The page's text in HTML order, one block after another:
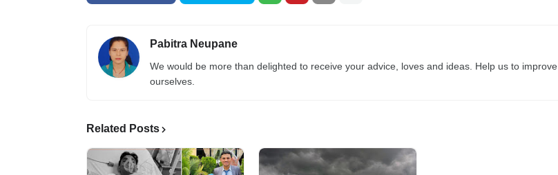
Pabitra Neupane
We would be more than delighted to receive your advice, loves and ideas. Help us to improve
ourselves.
Related Posts